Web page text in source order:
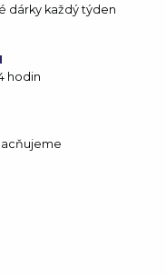
dárky každý týden
hodin